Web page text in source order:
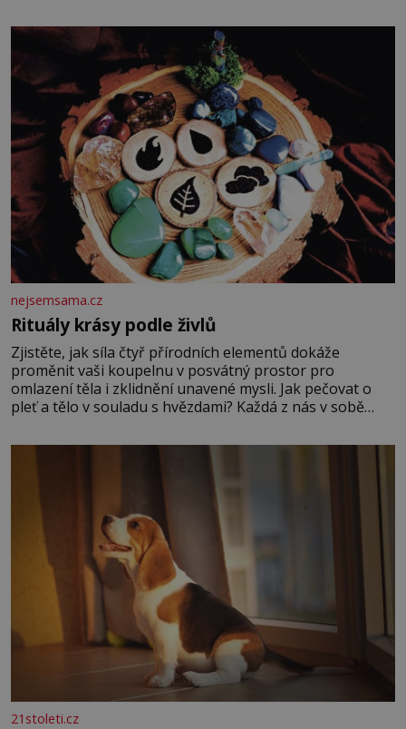
fyzický ani psychický nátlak. Syn brněnského řezníka
chce být knězem a
nejsemsama.cz
Rituály krásy podle živlů
Zjistěte, jak síla čtyř přírodních elementů dokáže
proměnit vaši koupelnu v posvátný prostor pro
omlazení těla i zklidnění unavené mysli. Jak pečovat o
pleť a tělo v souladu s hvězdami? Každá z nás v sobě
povaze, ale i v potřebách naší pokožky. Ohnivá znamení
Ženy narozené ve znamení Berana, Lva a Střelce v sobě
nesou žár, odvahu a neutuchající elán. Vaše
21stoleti.cz